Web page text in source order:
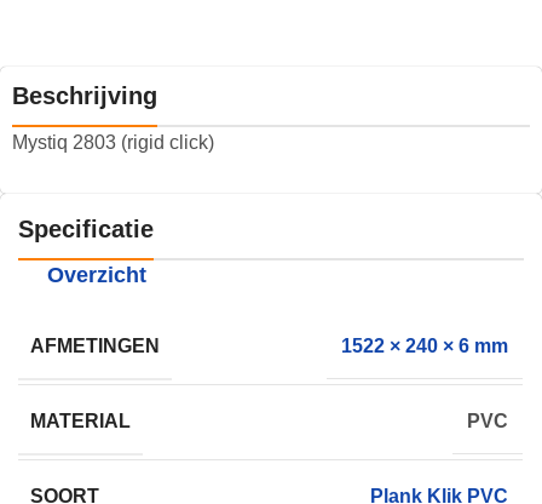
Beschrijving
Mystiq 2803 (rigid click)
Specificatie
Overzicht
AFMETINGEN 1522 × 240 × 6 mm
MATERIAL PVC
SOORT Plank Klik PVC